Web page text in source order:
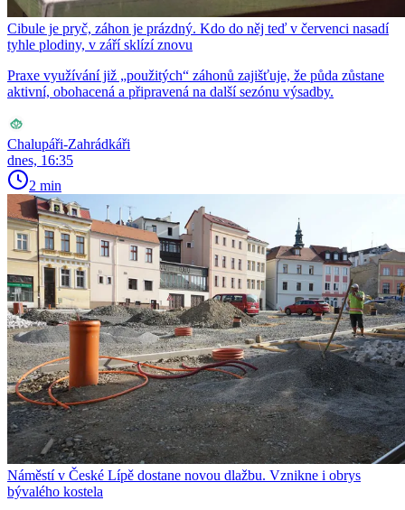
Cibule je pryč, záhon je prázdný. Kdo do něj teď v červenci nasadí
tyhle plodiny, v září sklízí znovu
Praxe využívání již „použitých“ záhonů zajišťuje, že půda zůstane
aktivní, obohacená a připravená na další sezónu výsadby.
Chalupáři-Zahrádkáři
dnes, 16:35
2 min
Náměstí v České Lípě dostane novou dlažbu. Vznikne i obrys
bývalého kostela